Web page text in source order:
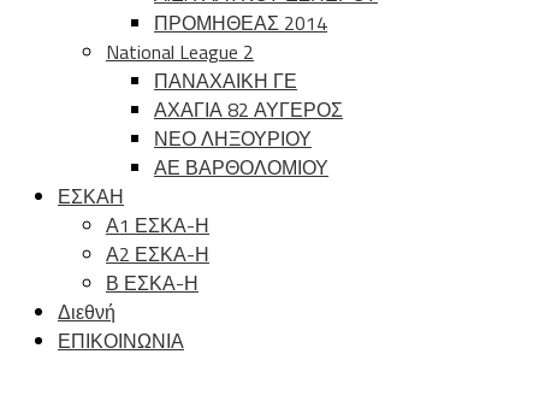
ΠΡΟΜΗΘΕΑΣ 2014
National League 2
ΠΑΝΑΧΑΙΚΗ ΓΕ
ΑΧΑΓΙΑ 82 ΑΥΓΕΡΟΣ
ΝΕΟ ΛΗΞΟΥΡΙΟΥ
ΑΕ ΒΑΡΘΟΛΟΜΙΟΥ
ΕΣΚΑΗ
Α1 ΕΣΚΑ-Η
Α2 ΕΣΚΑ-Η
Β ΕΣΚΑ-Η
Διεθνή
ΕΠΙΚΟΙΝΩΝΙΑ